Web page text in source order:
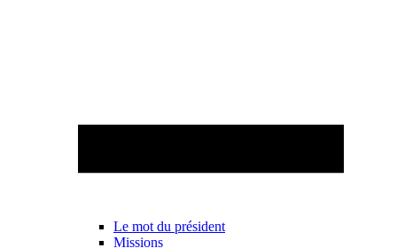
Le mot du président
Missions